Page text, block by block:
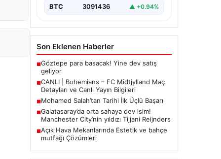
BTC 3091436 ▲ +0.94%
Son Eklenen Haberler
■Göztepe para basacak! Yine dev satış
geliyor
■CANLI | Bohemians – FC Midtjylland Maç
Detayları ve Canlı Yayın Bilgileri
■Mohamed Salah’tan Tarihi İlk Üçlü Başarı
■Galatasaray’da orta sahaya dev isim!
Manchester City’nin yıldızı Tijjani Reijnders
■Açık Hava Mekanlarında Estetik ve bahçe
mutfağı Çözümleri